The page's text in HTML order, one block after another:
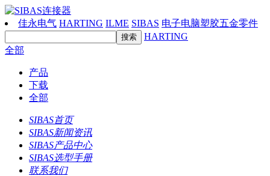
佳永电气 HARTING ILME SIBAS 电子电脑塑胶五金零件
HARTING
全部
产品
下载
全部
SIBAS首页
SIBAS新闻资讯
SIBAS产品中心
SIBAS选型手册
联系我们